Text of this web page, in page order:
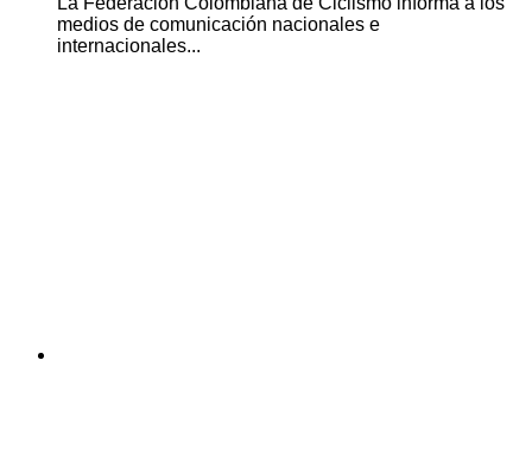
medios de comunicación nacionales e
internacionales...